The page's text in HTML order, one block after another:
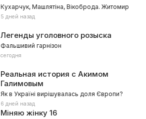
Кухарчук, Машлятіна, Вікоброда. Житомир
5 дней назад
Легенды уголовного розыска
Фальшивий гарнізон
сегодня
Реальная история с Акимом
Галимовым
Як в Україні вирішувалась доля Європи?
6 дней назад
Міняю жінку16